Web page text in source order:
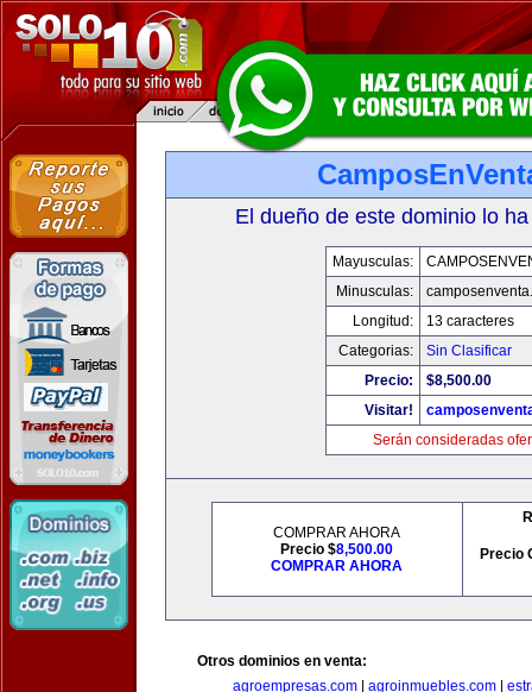
El dueño de este dominio lo
Mayusculas:
Minusculas:
Longitud:
13 caracteres
Categorias:
Sin Clasificar
Precio:
$8,500.00
Visitar!
Serán consideradas
COMPRAR AHORA
Precio $8,500.00
COMPRAR AHORA
Precio
Otros dominios en venta:
agroempresas.com| agroinmuebles.com|